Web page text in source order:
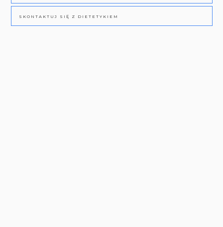
SKONTAKTUJ SIĘ Z DIETETYKIEM